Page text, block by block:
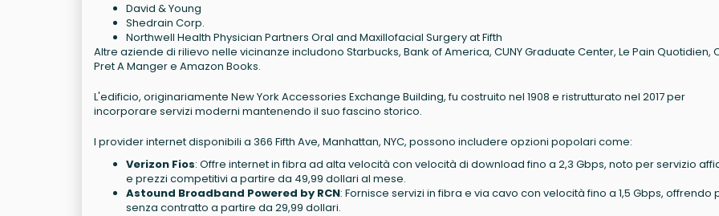
David & Young
Shedrain Corp.
Northwell Health Physician Partners Oral and Maxillofacial Surgery at Fifth
Altre aziende di rilievo nelle vicinanze includono Starbucks, Bank of America, CUNY Graduate Center, Le Pain Quotidien,
Pret A Manger e Amazon Books.
L'edificio, originariamente New York Accessories Exchange Building, fu costruito nel 1908 e ristrutturato nel 2017 per
incorporare servizi moderni mantenendo il suo fascino storico.
I provider internet disponibili a 366 Fifth Ave, Manhattan, NYC, possono includere opzioni popolari come:
Verizon Fios: Offre internet in fibra ad alta velocità con velocità di download fino a 2,3 Gbps, noto per servizio
e prezzi competitivi a partire da 49,99 dollari al mese.
Astound Broadband Powered by RCN: Fornisce servizi in fibra e via cavo con velocità fino a 1,5 Gbps, offrendo
senza contratto a partire da 29,99 dollari.